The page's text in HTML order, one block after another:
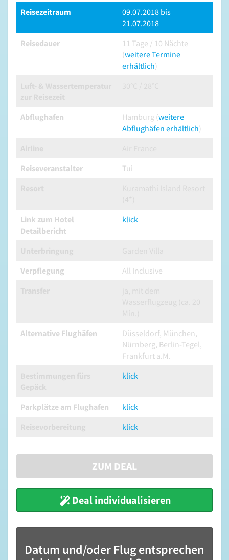
Reisezeitraum
09.07.2018 bis
21.07.2018
Reisedauer
11 Tage / 10 Nächte
(weitere Termine
erhältlich)
Abflughafen Hamburg (weitere
Abflughäfen erhältlich)
Reiseveranstalter
Tui
Link zum Hotel
Detailbericht
klick
Verpflegung
All Inclusive
Alternative Flughäfen
Düsseldorf, München,
Nürnberg, Berlin-Tegel,
Frankfurt a.M.
klick
Parkplätze am Flughafen
klick
klick
ZUM DEAL
Deal individualisieren
Datum und/oder Flug entsprechen